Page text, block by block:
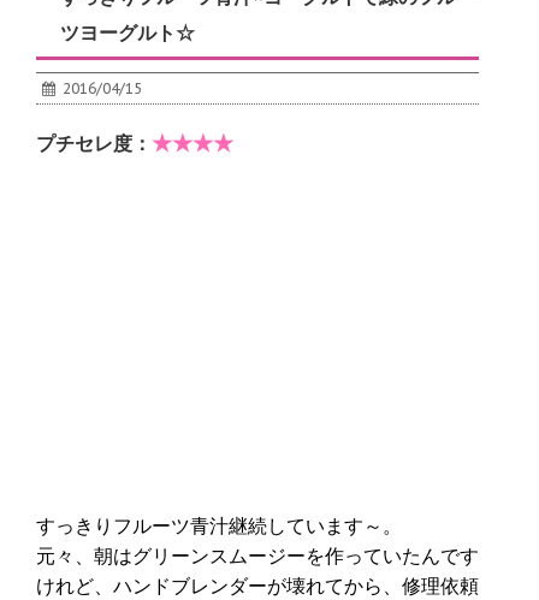
ツヨーグルト☆
2016/04/15
プチセレ度： ★★★★
すっきりフルーツ青汁継続しています～。
元々、朝はグリーンスムージーを作っていたんです
けれど、ハンドブレンダーが壊れてから、修理依頼